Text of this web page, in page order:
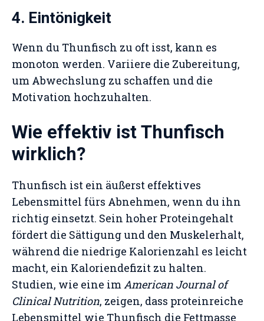
4. Eintönigkeit
Wenn du Thunfisch zu oft isst, kann es
monoton werden. Variiere die Zubereitung,
um Abwechslung zu schaffen und die
Motivation hochzuhalten.
Wie effektiv ist Thunfisch
wirklich?
Thunfisch ist ein äußerst effektives
Lebensmittel fürs Abnehmen, wenn du ihn
richtig einsetzt. Sein hoher Proteingehalt
fördert die Sättigung und den Muskelerhalt,
während die niedrige Kalorienzahl es leicht
macht, ein Kaloriendefizit zu halten.
Studien, wie eine imAmerican Journal of
Clinical Nutrition, zeigen, dass proteinreiche
Lebensmittel wie Thunfisch die Fettmasse